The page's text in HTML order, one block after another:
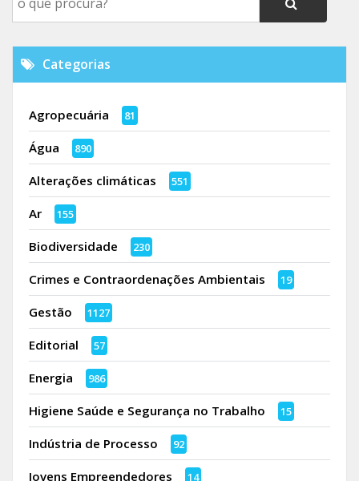
Categorias
Agropecuária 81
Água 890
Alterações climáticas 551
Ar 155
Biodiversidade 230
Crimes e Contraordenações Ambientais 19
Gestão 1127
Editorial 57
Energia 986
Higiene Saúde e Segurança no Trabalho 15
Indústria de Processo 92
Jovens Empreendedores 14